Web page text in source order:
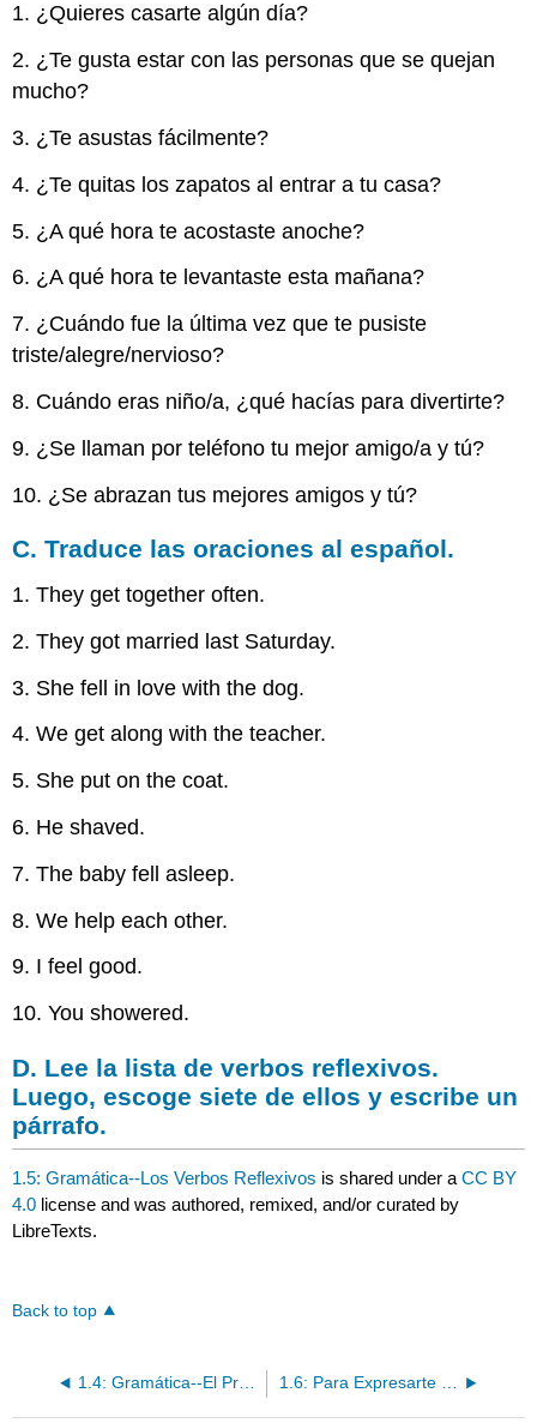
1. ¿Quieres casarte algún día?
2. ¿Te gusta estar con las personas que se quejan
mucho?
3. ¿Te asustas fácilmente?
4. ¿Te quitas los zapatos al entrar a tu casa?
5. ¿A qué hora te acostaste anoche?
6. ¿A qué hora te levantaste esta mañana?
7. ¿Cuándo fue la última vez que te pusiste
triste/alegre/nervioso?
8. Cuándo eras niño/a, ¿qué hacías para divertirte?
9. ¿Se llaman por teléfono tu mejor amigo/a y tú?
10. ¿Se abrazan tus mejores amigos y tú?
C. Traduce las oraciones al español.
1. They get together often.
2. They got married last Saturday.
3. She fell in love with the dog.
4. We get along with the teacher.
5. She put on the coat.
6. He shaved.
7. The baby fell asleep.
8. We help each other.
9. I feel good.
10. You showered.
D. Lee la lista de verbos reflexivos.
Luego, escoge siete de ellos y escribe un
párrafo.
1.5: Gramática--Los Verbos Reflexivos is shared under aCC BY
4.0 license and was authored, remixed, and/or curated by
LibreTexts.
Back to top
1.4: Gramática--El Pretérito o El Imperfecto 1.6: Para Expresarte y Practicar